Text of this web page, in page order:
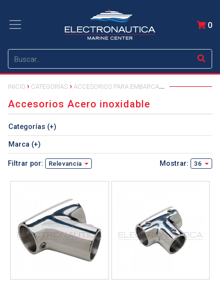
0
INICIO CATEGORÍAS ACCESORIOS PARA EMBARCACIONES
Accesorios Acero inoxidable
Categorías (+)
Marca (+)
Filtrar por: Relevancia Mostrar: 36